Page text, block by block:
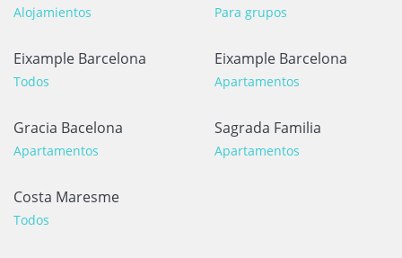
Alojamientos Para grupos
Eixample Barcelona
Todos
Eixample Barcelona
Apartamentos
Gracia Bacelona
Apartamentos
Sagrada Familia
Apartamentos
Costa Maresme
Todos